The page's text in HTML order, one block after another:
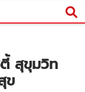
สุขุมวิท
ข